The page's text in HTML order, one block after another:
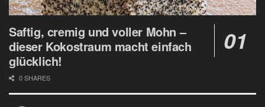
Saftig, cremig und voller Mohn –
dieser Kokostraum macht einfach
glücklich!
0 SHARES